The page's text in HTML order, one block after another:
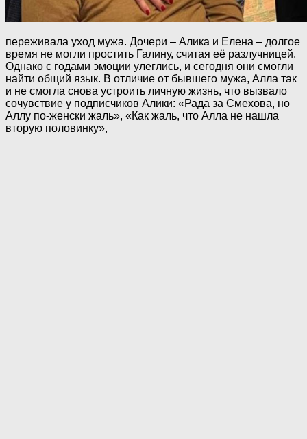
переживала уход мужа. Дочери – Алика и Елена – долгое
время не могли простить Галину, считая её разлучницей.
Однако с годами эмоции улеглись, и сегодня они смогли
найти общий язык. В отличие от бывшего мужа, Алла так
и не смогла снова устроить личную жизнь, что вызвало
сочувствие у подписчиков Алики: «Рада за Смехова, но
Аллу по-женски жаль», «Как жаль, что Алла не нашла
вторую половинку»,